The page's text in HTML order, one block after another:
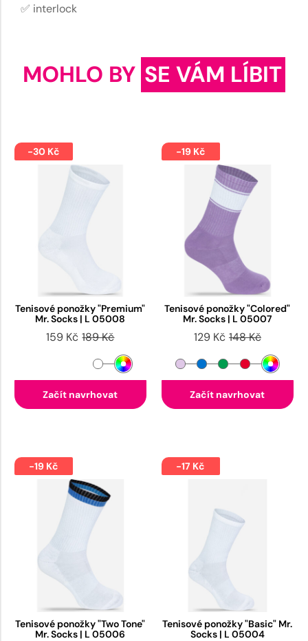
✅ interlock
MOHLO BY SE VÁM LÍBIT
-30 Kč
Tenisové ponožky "Premium"
Mr. Socks | L 05008
159 Kč 189 Kč
Začít navrhovat
-19 Kč
Tenisové ponožky "Colored"
Mr. Socks | L 05007
129 Kč 148 Kč
Začít navrhovat
-19 Kč
Tenisové ponožky "Two Tone"
Mr. Socks | L 05006
-17 Kč
Tenisové ponožky "Basic" Mr.
Socks | L 05004